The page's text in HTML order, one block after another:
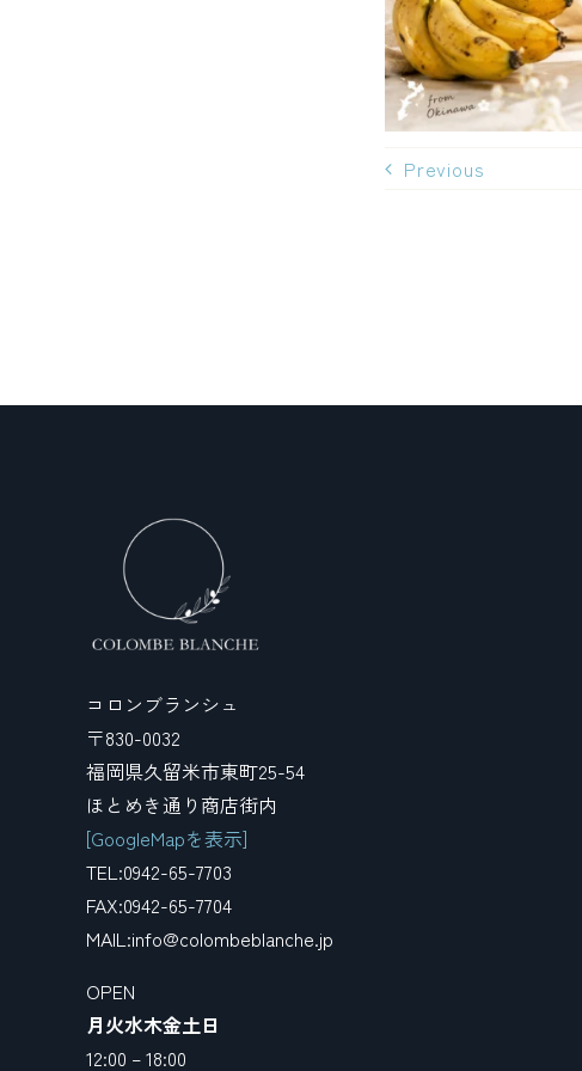
Previous
コロンブランシュ
〒830-0032
福岡県久留米市東町25-54
ほとめき通り商店街内
[GoogleMapを表示]
TEL:0942-65-7703
FAX:0942-65-7704
MAIL:info@colombeblanche.jp
OPEN
月火水木金土日
12:00 – 18:00